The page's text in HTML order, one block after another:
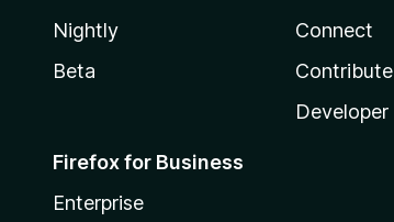
Nightly
Beta
Firefox for Business
Enterprise
Connect
Contribute
Developer